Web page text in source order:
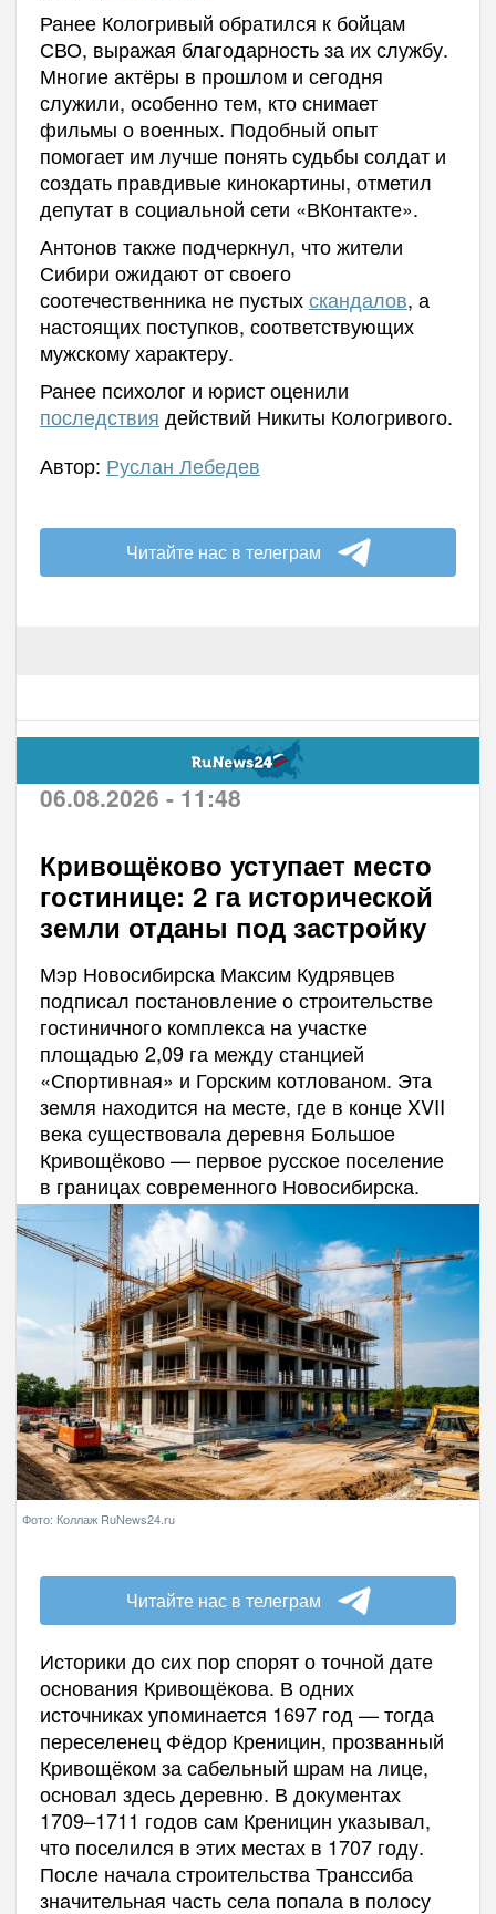
Ранее Кологривый обратился к бойцам
СВО, выражая благодарность за их службу.
Многие актёры в прошлом и сегодня
служили, особенно тем, кто снимает
фильмы о военных. Подобный опыт
помогает им лучше понять судьбы солдат и
создать правдивые кинокартины, отметил
депутат в социальной сети «ВКонтакте».
Антонов также подчеркнул, что жители
Сибири ожидают от своего
соотечественника не пустыхскандалов, а
настоящих поступков, соответствующих
мужскому характеру.
Ранее психолог и юрист оценили
последствия действий Никиты Кологривого.
Автор: Руслан Лебедев
Читайте нас в телеграм
06.08.2026 - 11:48
Кривощёково уступает место
гостинице: 2 га исторической
земли отданы под застройку
Мэр Новосибирска Максим Кудрявцев
подписал постановление о строительстве
гостиничного комплекса на участке
площадью 2,09 га между станцией
«Спортивная» и Горским котлованом. Эта
земля находится на месте, где в конце XVII
века существовала деревня Большое
Кривощёково — первое русское поселение
в границах современного Новосибирска.
Фото: Коллаж RuNews24.ru
Читайте нас в телеграм
Историки до сих пор спорят о точной дате
основания Кривощёкова. В одних
источниках упоминается 1697 год — тогда
переселенец Фёдор Креницин, прозванный
Кривощёком за сабельный шрам на лице,
основал здесь деревню. В документах
1709–1711 годов сам Креницин указывал,
что поселился в этих местах в 1707 году.
После начала строительства Транссиба
значительная часть села попала в полосу